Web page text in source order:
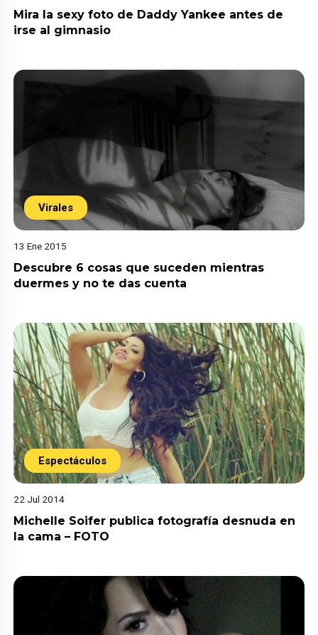
Mira la sexy foto de Daddy Yankee antes de
irse al gimnasio
Virales
13 Ene 2015
Descubre 6 cosas que suceden mientras
duermes y no te das cuenta
Espectáculos
22 Jul 2014
Michelle Soifer publica fotografía desnuda en
la cama – FOTO